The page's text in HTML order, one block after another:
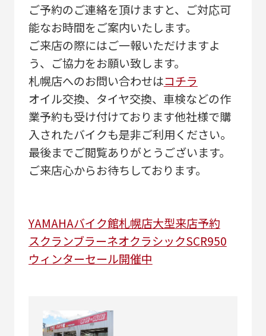
ご予約のご連絡を頂けますと、ご対応可
能なお時間をご案内いたします。
ご来店の際にはご一報いただけますよ
う、ご協力をお願い致します。
札幌店へのお問い合わせはコチラ
オイル交換、タイヤ交換、車検などの作
業予約も受け付けております他社様で購
入されたバイクも是非ご利用ください。
最後までご閲覧ありがとうございます。
ご来店心からお待ちしております。
YAMAHAバイク館札幌店大型来店予約
スクランブラーネオクラシックSCR950
ウィンターセール開催中